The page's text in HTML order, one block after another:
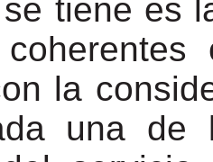
tiene es
la
una